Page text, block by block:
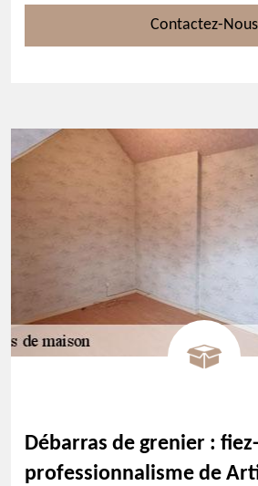
Contactez-Nous
Débarras de grenier :
professionnalisme de